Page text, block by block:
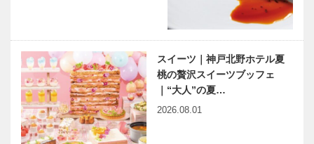
スイーツ｜神戸北野ホテル夏
桃の贅沢スイーツブッフェ
｜“大人”の夏…
2026.08.01